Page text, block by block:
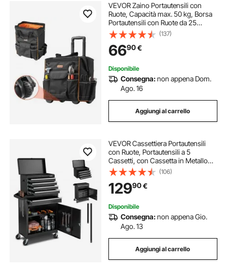
VEVOR Zaino Portautensili con
Ruote, Capacità max. 50 kg, Borsa
Portautensili con Ruote da 25
Tasche, Maniglia Telescopica
Regolabile, 390 x 290 x 420 mm,
Organizzatore per Borse per Lavoro
(137)
6690€
Disponibile
Consegna:non appena Dom.
Ago. 16
Aggiungi al carrello
VEVOR Cassettiera Portautensili
con Ruote, Portautensili a 5
Cassetti, con Cassetta in Metallo
Staccabile, Barra di Bloccaggio,
Rivestimento Protettivo, Mobiletto
Portaoggetti per Garage
(106)
12990€
Disponibile
Consegna:non appena Gio.
Ago. 13
Aggiungi al carrello